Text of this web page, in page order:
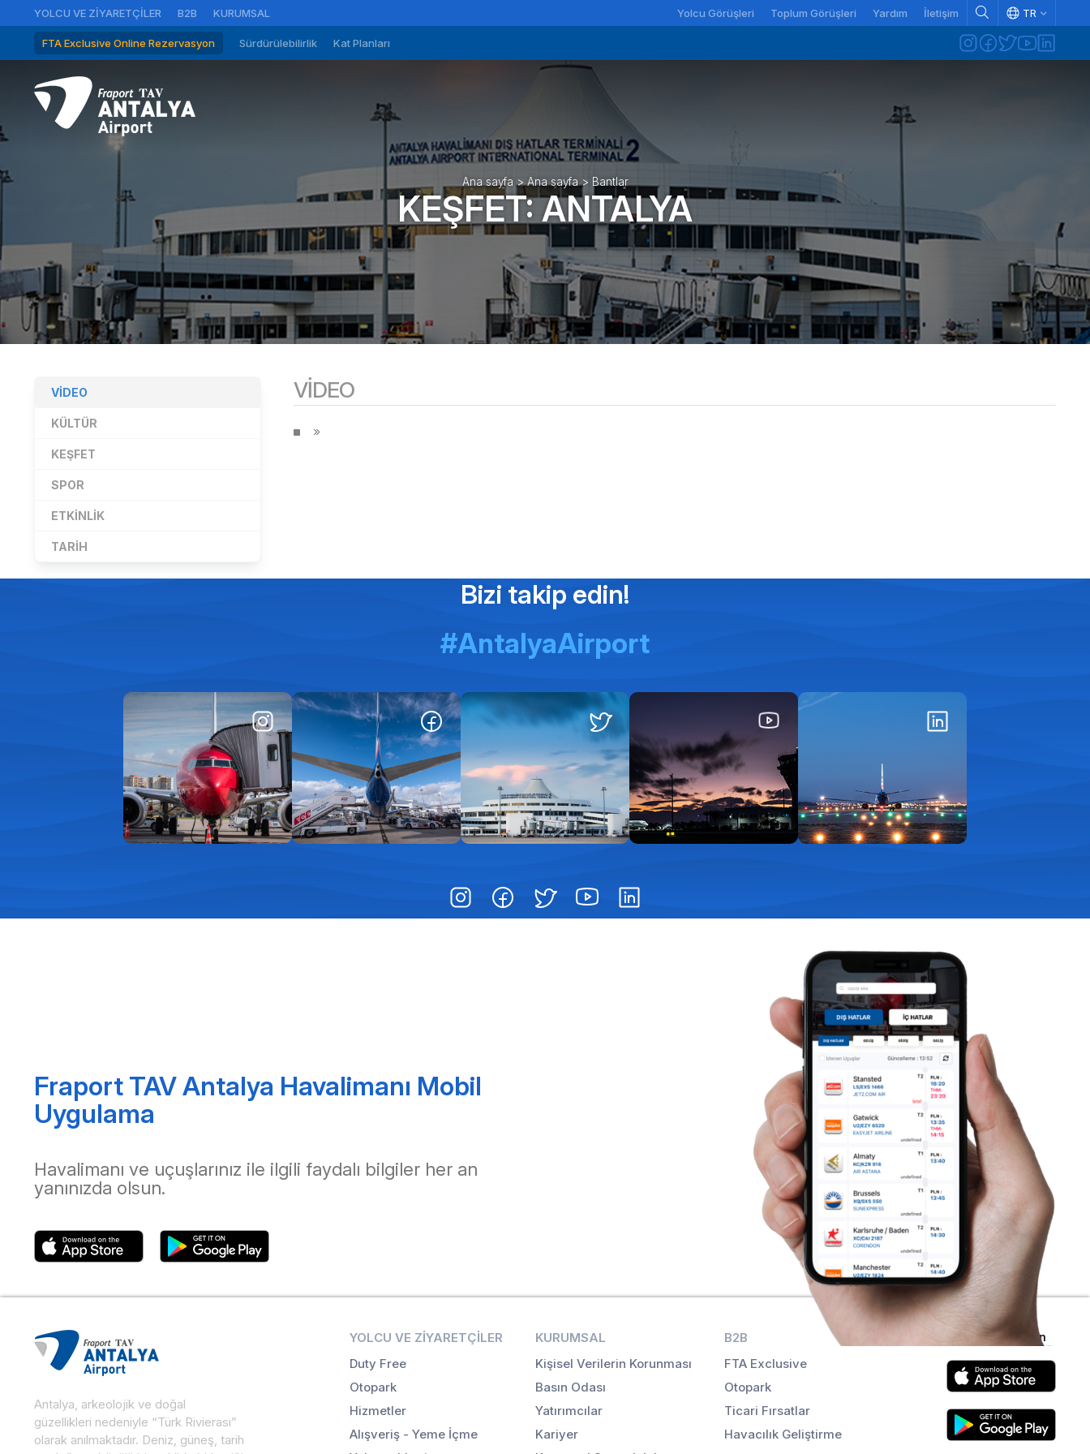
YOLCU VE ZIYARETÇILER B2B KURUMSAL Yolcu Görüşleri Toplum Görüşleri Yardım İletişim TR
FTA Exclusive Online Rezervasyon Sürdürülebilirlik Kat Planları
Ana sayfa > Ana sayfa > Bantlar
KEŞFET: ANTALYA
VIDEO
VIDEO
KÜLTÜR
KEŞFET
SPOR
ETKINLIK
TARIH
Bizi takip edin!
#AntalyaAirport
Fraport TAV Antalya Havalimanı Mobil
Uygulama
Havalimanı ve uçuşlarınız ile ilgili faydalı bilgiler her an
yanınızda olsun.
Antalya, arkeolojik ve doğal
güzellikleri nedeniyle “Türk Rivierası”
olarak anılmaktadır. Deniz, güneş, tarih
YOLCU VE ZIYARETÇILER
Duty Free
Otopark
Hizmetler
Alışveriş - Yeme İçme
KURUMSAL
Kişisel Verilerin Korunması
Basın Odası
Yatırımcılar
Kariyer
B2B
FTA Exclusive
Otopark
Ticari Fırsatlar
Havacılık Geliştirme
Uygulamaları alın